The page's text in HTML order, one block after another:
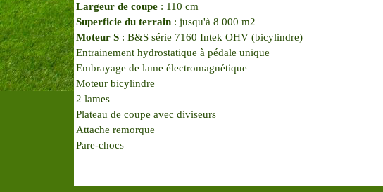
Largeur de coupe: 110 cm
Superficie du terrain: jusqu'à 8 000 m2
Moteur S: B&S série 7160 Intek OHV (bicylindre)
Entrainement hydrostatique à pédale unique
Embrayage de lame électromagnétique
Moteur bicylindre
2 lames
Plateau de coupe avec diviseurs
Attache remorque
Pare-chocs